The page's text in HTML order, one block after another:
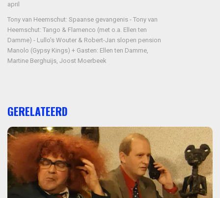
april
Tony van Heemschut: Spaanse gevangenis - Tony van
Heemschut: Tango & Flamenco (met o.a. Ellen ten
Damme) - Lullo's Wouter & Robert-Jan slopen pension
Manolo (Gypsy Kings) + Gasten: Ellen ten Damme,
Martine Berghuijs, Joost Moerbeek
GERELATEERD